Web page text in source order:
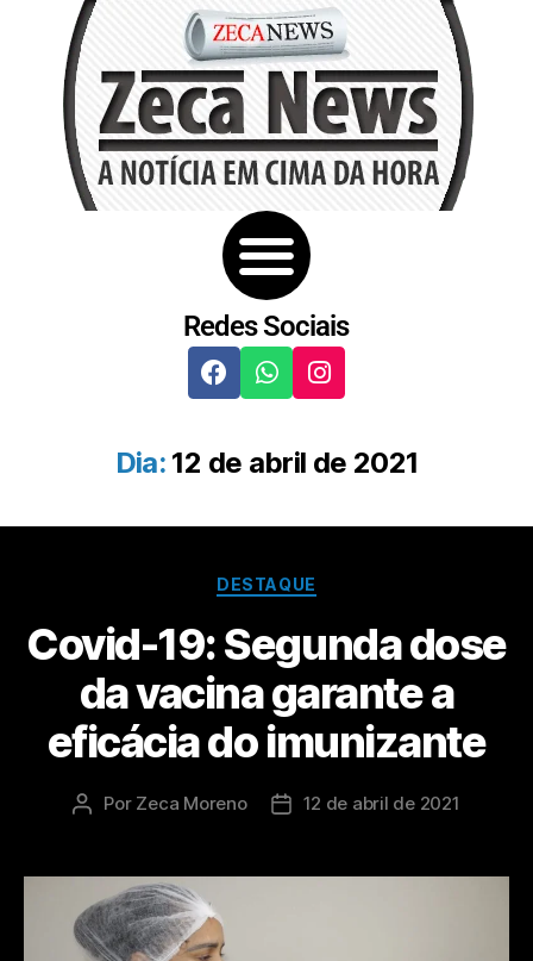
Redes Sociais
Dia: 12 de abril de 2021
DESTAQUE
Covid-19: Segunda dose
da vacina garante a
eficácia do imunizante
Por Zeca Moreno 12 de abril de 2021